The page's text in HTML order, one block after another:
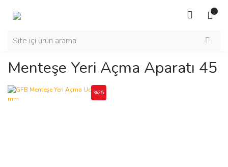
Menteşe Yeri Açma Aparatı 45
%25